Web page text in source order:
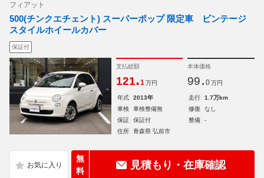
フィアット
500(チンクエチェント) スーパーポップ 限定車 ビンテージ
スタイルホイールカバー
保証付
支払総額
121.1 万円
本体価格
99. 0 万円
年式 2013年 走行
1.7万km
車検
車検整備無 修復
なし
保証
保証付 整備
-
住所
青森県 弘前市
無
料
見積もり・在庫確認